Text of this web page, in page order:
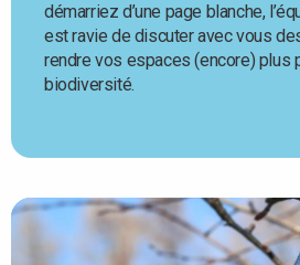
démarriez d’une page blanche,
est ravie de discuter avec vous
rendre vos espaces (encore) plus
biodiversité.